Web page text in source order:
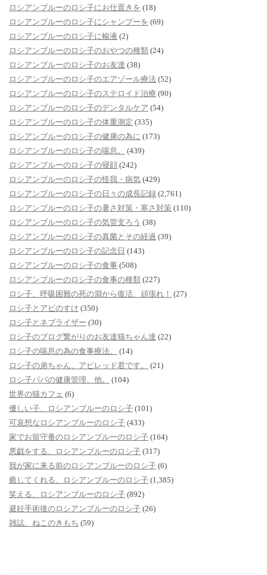
ロシアンブルーのロシ子にお仕置きを (18)
ロシアンブルーのロシ子にシャンプーを (69)
ロシアンブルーのロシ子に輸液 (2)
ロシアンブルーのロシ子のおやつの種類 (24)
ロシアンブルーのロシ子のお友達 (38)
ロシアンブルーのロシ子のエアゾール療法 (52)
ロシアンブルーのロシ子のステロイド治療 (90)
ロシアンブルーのロシ子のデンタルケア (54)
ロシアンブルーのロシ子の体重測定 (335)
ロシアンブルーのロシ子の健康の為に (173)
ロシアンブルーのロシ子の喘息。
(439)
ロシアンブルーのロシ子の寝顔 (242)
ロシアンブルーのロシ子の怪我・病気 (429)
ロシアンブルーのロシ子の日々の成長記録 (2,761)
ロシアンブルーのロシ子の暑さ対策・寒さ対策 (110)
ロシアンブルーのロシ子の気管支ろう (38)
ロシアンブルーのロシ子の真菌とその経過 (39)
ロシアンブルーのロシ子の記念日 (143)
ロシアンブルーのロシ子の食事 (508)
ロシアンブルーのロシ子の食事の種類 (227)
ロシ子、呼吸困難の死の淵から復活、頑張れ！ (27)
ロシ子とアビのすけ (350)
ロシ子とネブライザー (30)
ロシ子のブログ繋がりのお友達猫ちゃん達 (22)
ロシ子の喘息の為の食事療法。
(14)
ロシ子の弟ちゃん、アビレッド君です。
(21)
ロシ子パパの健康管理、他。
(104)
世界の猫カフェ (6)
優しい子、ロシアンブルーのロシ子 (101)
可哀想なロシアンブルーのロシ子 (433)
家でお留守番のロシアンブルーのロシ子 (164)
悪戯をする、ロシアンブルーのロシ子 (317)
我が家に来る前のロシアンブルーのロシ子 (6)
癒してくれる、ロシアンブルーのロシ子 (1,385)
笑える、ロシアンブルーのロシ子 (892)
避妊手術後のロシアンブルーのロシ子 (26)
雑誌、ねこのきもち (59)